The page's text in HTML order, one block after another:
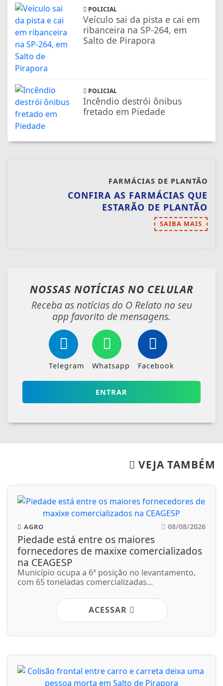
POLICIAL
Veículo sai da pista e cai em
ribanceira na SP-264, em
Salto de Pirapora
POLICIAL
Incêndio destrói ônibus
fretado em Piedade
FARMÁCIAS DE PLANTÃO
CONFIRA AS FARMÁCIAS QUE
ESTARÃO DE PLANTÃO
SAIBA MAIS
NOSSAS NOTÍCIAS NO CELULAR
Receba as notícias do O Relato no seu
app favorito de mensagens.
Telegram Whatsapp Facebook
ENTRAR
VEJA TAMBÉM
AGRO 08/08/2026
Piedade está entre os maiores
fornecedores de maxixe comercializados
na CEAGESP
Município ocupa a 6ª posição no levantamento,
com 65 toneladas comercializadas...
ACESSAR